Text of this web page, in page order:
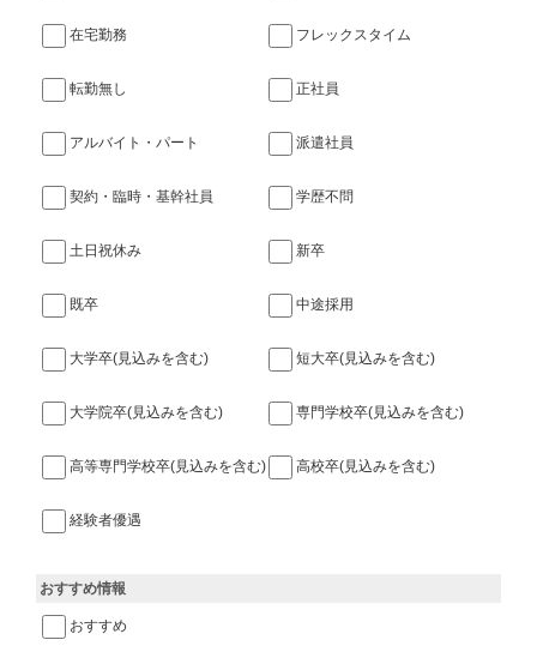
在宅勤務 フレックスタイム
転勤無し 正社員
アルバイト・パート 派遣社員
契約・臨時・基幹社員 学歴不問
土日祝休み 新卒
既卒 中途採用
大学卒(見込みを含む) 短大卒(見込みを含む)
大学院卒(見込みを含む) 専門学校卒(見込みを含む)
高等専門学校卒(見込みを含む) 高校卒(見込みを含む)
経験者優遇
おすすめ情報
おすすめ